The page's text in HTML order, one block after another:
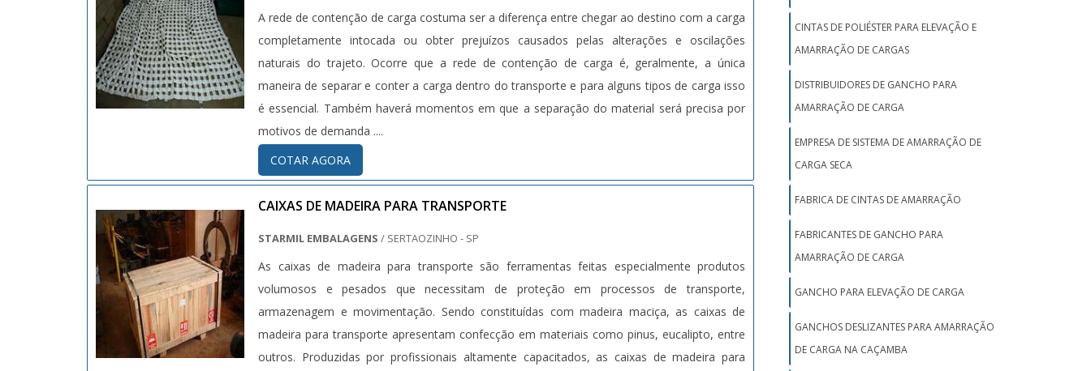
A rede de contenção de carga costuma ser a diferença entre chegar ao destino com a carga
completamente intocada ou obter prejuízos causados pelas alterações e oscilações
naturais do trajeto. Ocorre que a rede de contenção de carga é, geralmente, a única
maneira de separar e conter a carga dentro do transporte e para alguns tipos de carga isso
é essencial. Também haverá momentos em que a separação do material será precisa por
motivos de demanda ....
COTAR AGORA
CAIXAS DE MADEIRA PARA TRANSPORTE
STARMIL EMBALAGENS / SERTAOZINHO - SP
As caixas de madeira para transporte são ferramentas feitas especialmente produtos
volumosos e pesados que necessitam de proteção em processos de transporte,
armazenagem e movimentação. Sendo constituídas com madeira maciça, as caixas de
madeira para transporte apresentam confecção em materiais como pinus, eucalipto, entre
outros. Produzidas por profissionais altamente capacitados, as caixas de madeira para
CINTAS DE POLIÉSTER PARA ELEVAÇÃO E
AMARRAÇÃO DE CARGAS
DISTRIBUIDORES DE GANCHO PARA
AMARRAÇÃO DE CARGA
EMPRESA DE SISTEMA DE AMARRAÇÃO DE
CARGA SECA
FABRICA DE CINTAS DE AMARRAÇÃO
FABRICANTES DE GANCHO PARA
AMARRAÇÃO DE CARGA
GANCHO PARA ELEVAÇÃO DE CARGA
GANCHOS DESLIZANTES PARA AMARRAÇÃO
DE CARGA NA CAÇAMBA